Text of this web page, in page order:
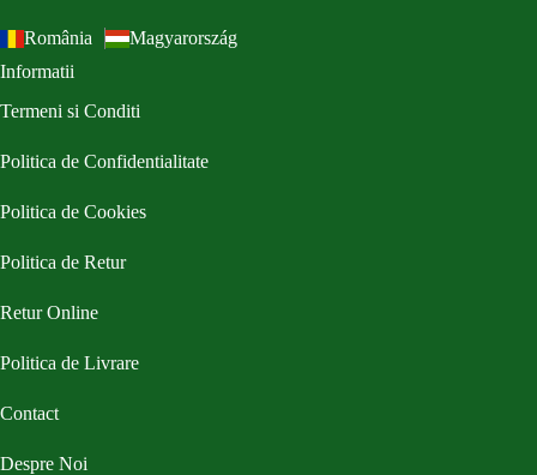
România
Magyarország
Informatii
Termeni si Conditi
Politica de Confidentialitate
Politica de Cookies
Politica de Retur
Retur Online
Politica de Livrare
Contact
Despre Noi